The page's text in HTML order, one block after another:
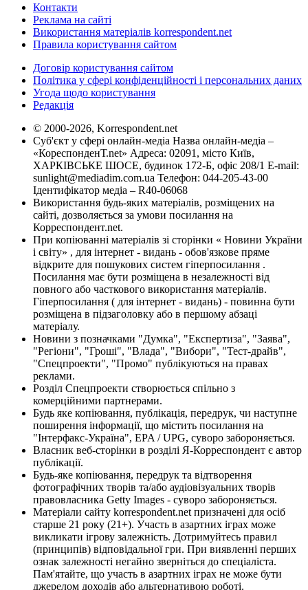
Контакти
Реклама на сайті
Використання матеріалів korrespondent.net
Правила користування сайтом
Договір користування сайтом
Політика у сфері конфіденційності і персональних даних
Угода щодо користування
Редакція
© 2000-2026, Korrespondent.net
Суб'єкт у сфері онлайн-медіа Назва онлайн-медіа –
«КореспонденТ.net» Адреса: 02091, місто Київ,
ХАРКІВСЬКЕ ШОСЕ, будинок 172-Б, офіс 208/1 E-mail:
sunlight@mediadim.com.ua Телефон: 044-205-43-00
Ідентифікатор медіа – R40-06068
Використання будь-яких матеріалів, розміщених на
сайті, дозволяється за умови посилання на
Корреспондент.net.
При копіюванні матеріалів зі сторінки « Новини України
і світу» , для інтернет - видань - обов'язкове пряме
відкрите для пошукових систем гіперпосилання .
Посилання має бути розміщена в незалежності від
повного або часткового використання матеріалів.
Гіперпосилання ( для інтернет - видань) - повинна бути
розміщена в підзаголовку або в першому абзаці
матеріалу.
Новини з позначками "Думка", "Експертиза", "Заява",
"Регіони", "Гроші", "Влада", "Вибори", "Тест-драйв",
"Спецпроекти", "Промо" публікуються на правах
реклами.
Розділ Спецпроекти створюється спільно з
комерційними партнерами.
Будь яке копіювання, публікація, передрук, чи наступне
поширення інформації, що містить посилання на
"Інтерфакс-Україна", EPA / UPG, суворо забороняється.
Власник веб-сторінки в розділі Я-Корреспондент є автор
публікації.
Будь-яке копіювання, передрук та відтворення
фотографічних творів та/або аудіовізуальних творів
правовласника Getty Images - суворо забороняється.
Матеріали сайту korrespondent.net призначені для осіб
старше 21 року (21+). Участь в азартних іграх може
викликати ігрову залежність. Дотримуйтесь правил
(принципів) відповідальної гри. При виявленні перших
ознак залежності негайно зверніться до спеціаліста.
Пам'ятайте, що участь в азартних іграх не може бути
джерелом доходів або альтернативою роботі.